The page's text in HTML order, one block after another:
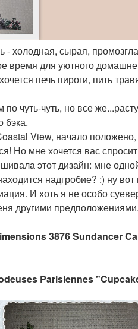
- холодная, сырая,
время для уютного
печь пироги, пить
чуть-чуть, но все
бэка.
View, начало положено,
Но мне хочется вас
этот дизайн: мне
надгробие? :) ну
И хоть я не особо
другими предположениями.
3876 Sundancer
Parisiennes